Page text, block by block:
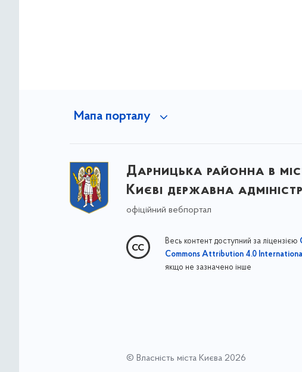
Мапа порталу
Дарницька районна в
Києві державна
офіційний вебпортал
Весь контент доступний за ліцензією
Commons Attribution 4.0
якщо не зазначено інше
© Власність міста Києва 2026